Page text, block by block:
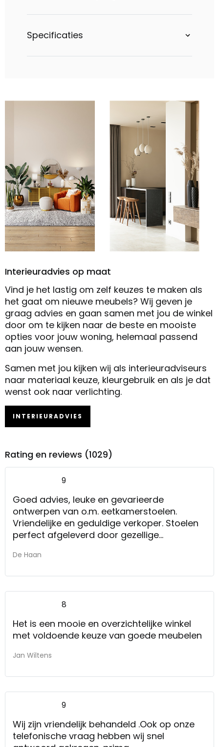
Specificaties
Interieuradvies op maat
Vind je het lastig om zelf keuzes te maken als
het gaat om nieuwe meubels? Wij geven je
graag advies en gaan samen met jou de winkel
door om te kijken naar de beste en mooiste
opties voor jouw woning, helemaal passend
aan jouw wensen.
Samen met jou kijken wij als interieuradviseurs
naar materiaal keuze, kleurgebruik en als je dat
wenst ook naar verlichting.
INTERIEURADVIES
Rating en reviews (1029)
9
Goed advies, leuke en gevarieerde
ontwerpen van o.m. eetkamerstoelen.
Vriendelijke en geduldige verkoper. Stoelen
perfect afgeleverd door gezellige
kunnen achterlaten. Wij zijn nl. zeer tevreden
De Haan
8
Het is een mooie en overzichtelijke winkel
met voldoende keuze van goede meubelen
Jan Wiltens
9
Wij zijn vriendelijk behandeld .Ook op onze
telefonische vraag hebben wij snel